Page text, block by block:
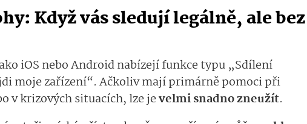
Když vás sledují legálně, ale bez
iOS nebo Android nabízejí funkce typu „Sdílení
moje zařízení“. Ačkoliv mají primárně pomoci při
v krizových situacích, lze jevelmi snadno zneužít.